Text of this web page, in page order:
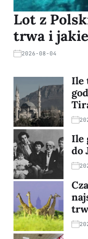
Lot z
trwa i
2026-08-04
Ile
Ile
do